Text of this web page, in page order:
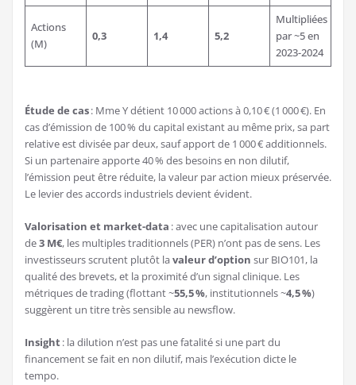
Actions
(M)
0,3 1,4 5,2
Multipliées
par ~5 en
2023-2024
Étude de cas: Mme Y détient 10 000 actions à 0,10 € (1 000 €). En
cas d’émission de 100 % du capital existant au même prix, sa part
relative est divisée par deux, sauf apport de 1 000 € additionnels.
Si un partenaire apporte 40 % des besoins en non dilutif,
l’émission peut être réduite, la valeur par action mieux préservée.
Le levier des accords industriels devient évident.
Valorisation et market-data : avec une capitalisation autour
de3 M€, les multiples traditionnels (PER) n’ont pas de sens. Les
investisseurs scrutent plutôt lavaleur d’option sur BIO101, la
qualité des brevets, et la proximité d’un signal clinique. Les
métriques de trading (flottant ~55,5 %, institutionnels ~4,5 %)
suggèrent un titre très sensible au newsflow.
Insight: la dilution n’est pas une fatalité si une part du
financement se fait en non dilutif, mais l’exécution dicte le
tempo.